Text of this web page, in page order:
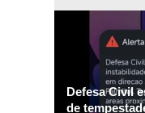
Defesa Civil
de